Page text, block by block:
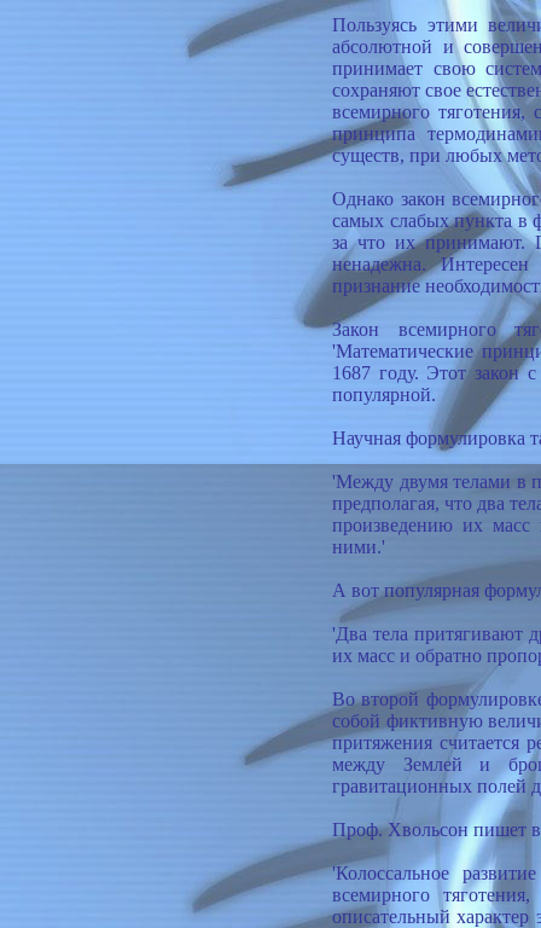
Пользуясь этими
абсолютной и
принимает свою
сохраняют свое
всемирного тяготения,
принципа
существ, при любых
Однако закон
самых слабых пункта в
за что их принимают.
ненадежна.
признание
Закон всемирного
'Математические
1687 году. Этот закон
популярной.
Научная формулировка
'Между двумя телами в
предполагая, что два
произведению их масс
ними.'
А вот популярная
'Два тела притягивают
их масс и обратно
Во второй
собой фиктивную
притяжения считается
между Землей и
гравитационных полей
Проф. Хвольсон пишет
'Колоссальное
всемирного
описательный